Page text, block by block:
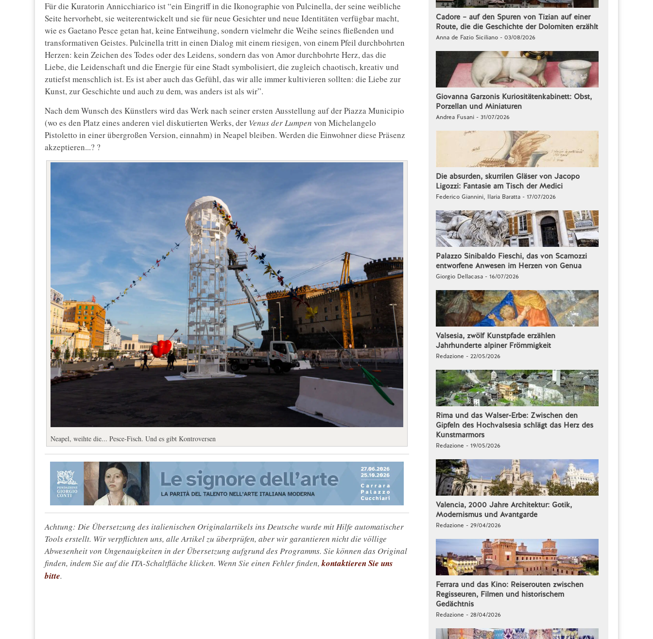
Für die Kuratorin Annicchiarico ist “ein Eingriff in die Ikonographie von Pulcinella, der seine weibliche
Seite hervorhebt, sie weiterentwickelt und sie für neue Gesichter und neue Identitäten verfügbar macht,
wie es Gaetano Pesce getan hat, keine Entweihung, sondern vielmehr die Weihe seines fließenden und
transformativen Geistes. Pulcinella tritt in einen Dialog mit einem riesigen, von einem Pfeil durchbohrten
Herzen: kein Zeichen des Todes oder des Leidens, sondern das von Amor durchbohrte Herz, das die
Liebe, die Leidenschaft und die Energie für eine Stadt symbolisiert, die zugleich chaotisch, kreativ und
zutiefst menschlich ist. Es ist aber auch das Gefühl, das wir alle immer kultivieren sollten: die Liebe zur
Kunst, zur Geschichte und auch zu dem, was anders ist als wir”.
Nach dem Wunsch des Künstlers wird das Werk nach seiner ersten Ausstellung auf der Piazza Municipio
(wo es den Platz eines anderen viel diskutierten Werks, der Venus der Lumpen von Michelangelo
Pistoletto in einer übergroßen Version, einnahm) in Neapel bleiben. Werden die Einwohner diese Präsenz
akzeptieren...? ?
Neapel, weihte die... Pesce-Fisch. Und es gibt Kontroversen
Achtung: Die Übersetzung des italienischen Originalartikels ins Deutsche wurde mit Hilfe automatischer
Tools erstellt. Wir verpflichten uns, alle Artikel zu überprüfen, aber wir garantieren nicht die völlige
Abwesenheit von Ungenauigkeiten in der Übersetzung aufgrund des Programms. Sie können das Original
finden, indem Sie auf die ITA-Schaltfläche klicken. Wenn Sie einen Fehler finden,kontaktieren Sie uns
bitte.
Cadore – auf den Spuren von Tizian auf einer
Route, die die Geschichte der Dolomiten erzählt
Anna de Fazio Siciliano - 03/08/2026
Giovanna Garzonis Kuriositätenkabinett: Obst,
Porzellan und Miniaturen
Andrea Fusani - 31/07/2026
Die absurden, skurrilen Gläser von Jacopo
Ligozzi: Fantasie am Tisch der Medici
Federico Giannini, Ilaria Baratta - 17/07/2026
Palazzo Sinibaldo Fieschi, das von Scamozzi
entworfene Anwesen im Herzen von Genua
Giorgio Dellacasa - 16/07/2026
Valsesia, zwölf Kunstpfade erzählen
Jahrhunderte alpiner Frömmigkeit
Redazione - 22/05/2026
Rima und das Walser-Erbe: Zwischen den
Gipfeln des Hochvalsesia schlägt das Herz des
Kunstmarmors
Redazione - 19/05/2026
Valencia, 2000 Jahre Architektur: Gotik,
Modernismus und Avantgarde
Redazione - 29/04/2026
Ferrara und das Kino: Reiserouten zwischen
Regisseuren, Filmen und historischem
Gedächtnis
Redazione - 28/04/2026